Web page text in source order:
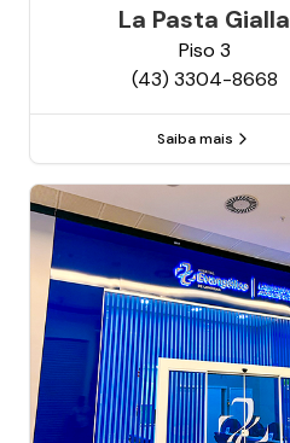
La Pasta Gialla
Piso 3
(43) 3304-8668
Saiba mais